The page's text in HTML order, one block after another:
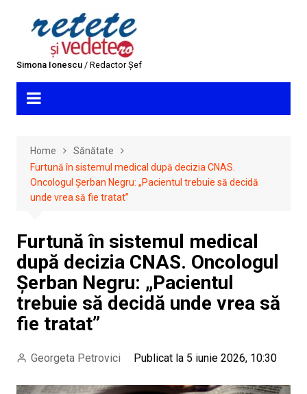
Simona Ionescu/ Redactor Șef
Home
Sănătate
Furtună în sistemul medical după decizia CNAS.
Oncologul Șerban Negru: „Pacientul trebuie să decidă
unde vrea să fie tratat”
Furtună în sistemul medical
după decizia CNAS. Oncologul
Șerban Negru: „Pacientul
trebuie să decidă unde vrea să
fie tratat”
Georgeta Petrovici Publicat la 5 iunie 2026, 10:30